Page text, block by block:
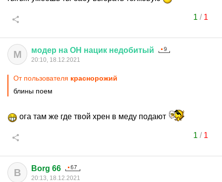
1 / 1
М модер на ОН нацик недобитый
20:10, 18.12.2021
От пользователя краснорожий
блины поем
ога там же где твой хрен в меду подают
1 / 1
B Borg 66
20:13, 18.12.2021